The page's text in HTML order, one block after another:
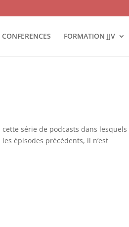
CONFERENCES FORMATION JJV
série de podcasts dans lesquels
épisodes précédents, il n’est